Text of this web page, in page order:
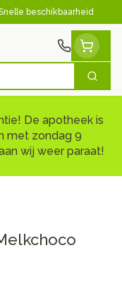
beschikbaarheid
Zoek
De apotheek is
met zondag 9
wij weer paraat!